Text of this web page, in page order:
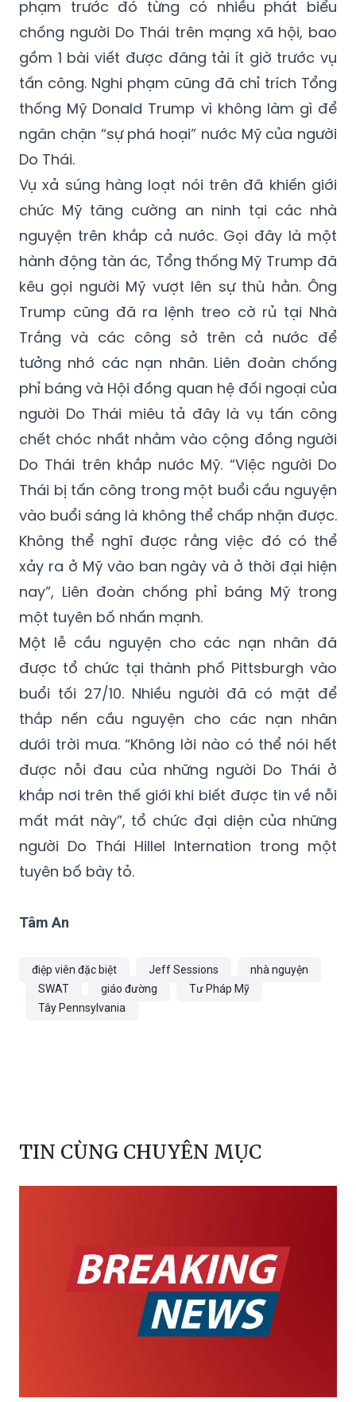
chưa từng bị đưa vào tầm ngắm của cơ
quan thực thi pháp luật Mỹ nhưng nghi
phạm trước đó từng có nhiều phát biểu
chống người Do Thái trên mạng xã hội, bao
gồm 1 bài viết được đăng tải ít giờ trước vụ
tấn công. Nghi phạm cũng đã chỉ trích Tổng
thống Mỹ Donald Trump vì không làm gì để
ngăn chặn “sự phá hoại” nước Mỹ của người
Do Thái.
Vụ xả súng hàng loạt nói trên đã khiến giới
chức Mỹ tăng cường an ninh tại các nhà
nguyện trên khắp cả nước. Gọi đây là một
hành động tàn ác, Tổng thống Mỹ Trump đã
kêu gọi người Mỹ vượt lên sự thù hằn. Ông
Trump cũng đã ra lệnh treo cờ rủ tại Nhà
Trắng và các công sở trên cả nước để
tưởng nhớ các nạn nhân. Liên đoàn chống
phỉ báng và Hội đồng quan hệ đối ngoại của
người Do Thái miêu tả đây là vụ tấn công
chết chóc nhất nhằm vào cộng đồng người
Do Thái trên khắp nước Mỹ. “Việc người Do
Thái bị tấn công trong một buổi cầu nguyện
vào buổi sáng là không thể chấp nhận được.
Không thể nghĩ được rằng việc đó có thể
xảy ra ở Mỹ vào ban ngày và ở thời đại hiện
nay”, Liên đoàn chống phỉ báng Mỹ trong
một tuyên bố nhấn mạnh.
Một lễ cầu nguyện cho các nạn nhân đã
được tổ chức tại thành phố Pittsburgh vào
buổi tối 27/10. Nhiều người đã có mặt để
thắp nến cầu nguyện cho các nạn nhân
dưới trời mưa. “Không lời nào có thể nói hết
được nỗi đau của những người Do Thái ở
khắp nơi trên thế giới khi biết được tin về nỗi
mất mát này”, tổ chức đại diện của những
tuyên bố bày tỏ.
Tâm An